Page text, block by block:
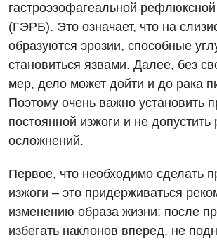
Отзывы
Видео
Маммография
Нейросонография
УЗИ
Эндоскопическое отделение
Для взрослых
Акушерство и гинекология
Аллергология, иммунология
Онкологическое отделение
Отдел госпитализации
Отделение интенсивной терапии
Отделение неотложных состояний
Офтальмологическое отделение
Педиатрическое отделение
Скорая медицинская помощь
Терапевтическое отделение
Декларирование
Национальный скрининг здоровья 40+
Украинский
Русский
гастроэзофагеальной
(ГЭРБ). Это означает, что на
образуются эрозии, способные
становиться язвами. Далее, без
мер, дело может дойти и до рака
Поэтому очень важно установить
постоянной изжоги и не допустить
осложнений.
Первое, что необходимо сделать
изжоги – это придерживаться
изменению образа жизни: после
избегать наклонов вперед, не